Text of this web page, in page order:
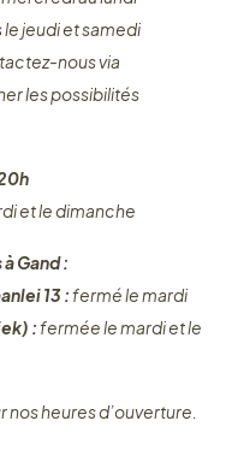
le jeudi et samedi
nous via
les possibilités
et le dimanche
Gand :
13 :fermé le mardi
:fermée le mardi et le
nos heures d’ouverture.